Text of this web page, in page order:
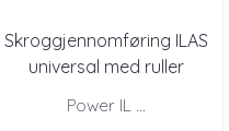
Skroggjennomføring ILAS
universal med ruller
Power IL ...